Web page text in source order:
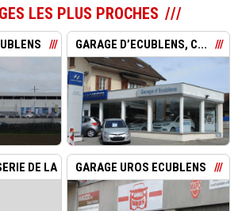
LES PLUS PROCHES
GARAGE D’ECUBLENS, C...
DE LA
GARAGE UROS ECUBLENS